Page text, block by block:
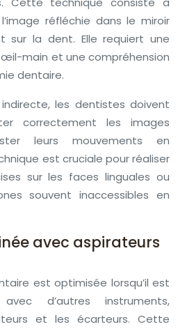
réfléchie dans le miroir
sur la dent. Elle requiert une
main et une compréhension
dentaire.
les dentistes doivent
correctement les images
leurs mouvements en
est cruciale pour réaliser
sur les faces linguales ou
souvent inaccessibles en
avec aspirateurs
est optimisée lorsqu’il est
d’autres instruments,
et les écarteurs. Cette